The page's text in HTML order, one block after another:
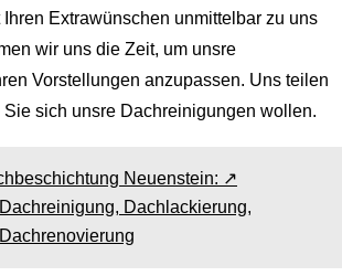
Ihren Extrawünschen unmittelbar zu uns
wir uns die Zeit, um unsre
Vorstellungen anzupassen. Uns teilen
sich unsre Dachreinigungen wollen.
Neuenstein: ↗️
Dachlackierung,